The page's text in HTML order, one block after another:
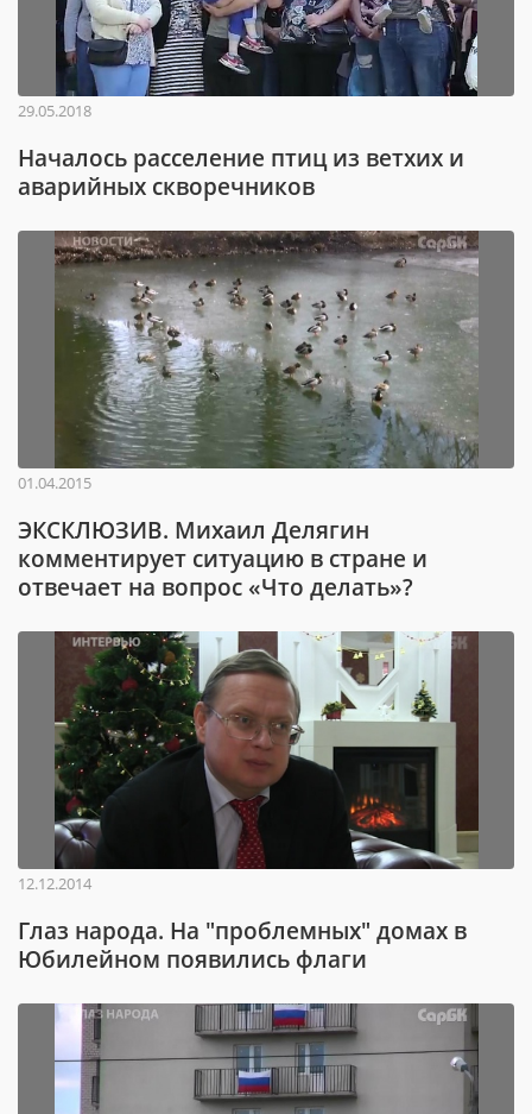
29.05.2018
Началось расселение птиц из ветхих и
аварийных скворечников
01.04.2015
ЭКСКЛЮЗИВ. Михаил Делягин
комментирует ситуацию в стране и
отвечает на вопрос «Что делать»?
12.12.2014
Глаз народа. На "проблемных" домах в
Юбилейном появились флаги